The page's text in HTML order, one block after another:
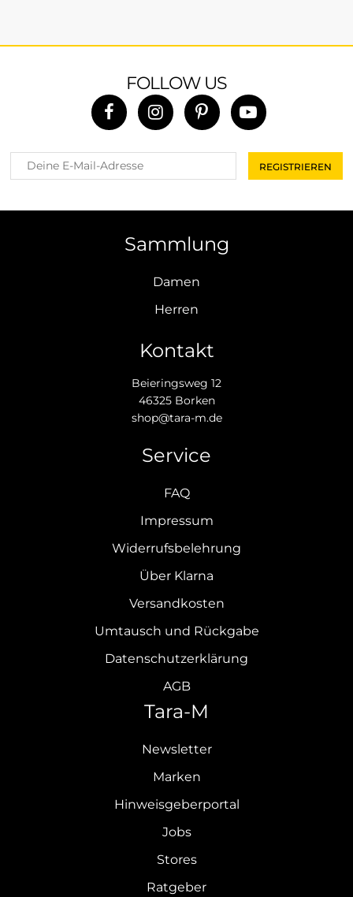
FOLLOW US
Sammlung
Damen
Herren
Kontakt
Beieringsweg 12
46325 Borken
shop@tara-m.de
Service
FAQ
Impressum
Widerrufsbelehrung
Über Klarna
Versandkosten
Umtausch und Rückgabe
Datenschutzerklärung
AGB
Tara-M
Newsletter
Marken
Hinweisgeberportal
Jobs
Stores
Ratgeber